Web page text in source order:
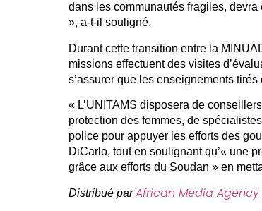
dans les communautés fragiles,
», a-t-il souligné.
Durant cette transition entre la
missions effectuent des visites
s’assurer que les enseignements
« L’UNITAMS disposera de
protection des femmes, de
police pour appuyer les efforts des
DiCarlo, tout en soulignant qu’« une
grâce aux efforts du Soudan » en
Distribué parAfrican Media Agency